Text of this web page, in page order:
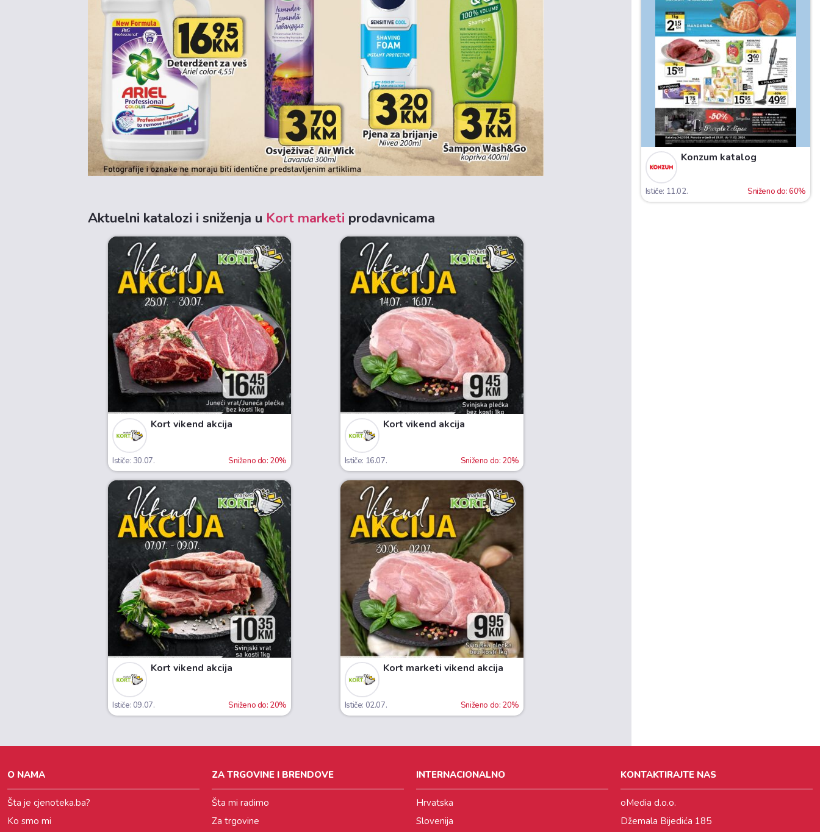
Aktuelni katalozi i sniženja u Kort marketi prodavnicama
Kort vikend akcija
Ističe: 30.07. Sniženo do: 20%
Kort vikend akcija
Ističe: 16.07. Sniženo do: 20%
Kort vikend akcija
Ističe: 09.07. Sniženo do: 20%
Kort marketi vikend akcija
Ističe: 02.07. Sniženo do: 20%
Konzum katalog
Ističe: 11.02. Sniženo do: 60%
O NAMA
Šta je cjenoteka.ba?
Ko smo mi
ZA TRGOVINE I BRENDOVE
Šta mi radimo
Za trgovine
INTERNACIONALNO
Hrvatska
Slovenija
KONTAKTIRAJTE NAS
oMedia d.o.o.
Džemala Bijedića 185